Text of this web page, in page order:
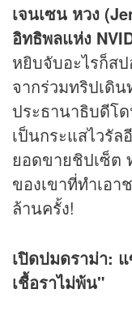
เจนเซน หวง
อิทธิพลแห่ง
หยิบจับอะไรก็ส
จากร่วมทริปเดิ
ประธานาธิบดีโ
เป็นกระแสไวรั
ยอดขายชิปเซ็ต
ของเขาที่ทำเอา
ล้านครั้ง!
เปิดปมดราม่า:
เชื้อราไม่พ้น"